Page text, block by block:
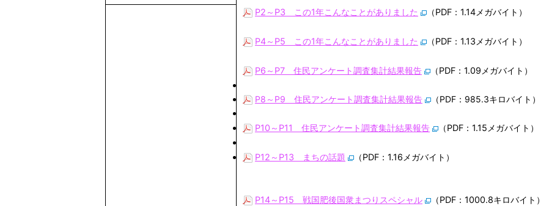
P2～P3 この1年こんなことがありました （PDF：1.14メガバイト）
P4～P5 この1年こんなことがありました （PDF：1.13メガバイト）
P6～P7 住民アンケート調査集計結果報告 （PDF：1.09メガバイト）
P8～P9 住民アンケート調査集計結果報告 （PDF：985.3キロバイト）
P10～P11 住民アンケート調査集計結果報告 （PDF：1.15メガバイト）
P12～P13 まちの話題 （PDF：1.16メガバイト）
P14～P15 戦国肥後国衆まつりスペシャル （PDF：1000.8キロバイト）